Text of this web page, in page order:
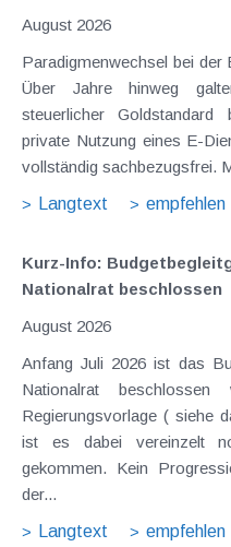
August 2026
Paradigmenwechsel bei der
Über Jahre hinweg
steuerlicher Goldstandard
private Nutzung eines E-
vollständig sachbezugsfrei.
Langtext
empfehlen
Kurz-Info:
Nationalrat beschlossen
August 2026
Anfang Juli 2026 ist das
Nationalrat
Regierungsvorlage ( siehe
ist es dabei vereinzelt
gekommen. Kein Progressionsvorbehalt bei der Erhöhung
der...
Langtext
empfehlen